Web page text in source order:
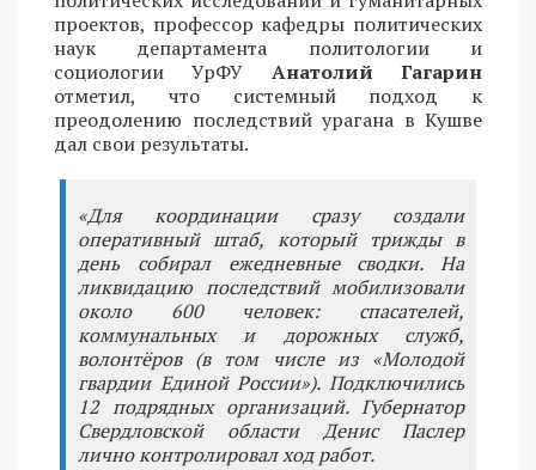
проектов, профессор кафедры политических
наук департамента политологии и
социологии УрФУ Анатолий Гагарин
отметил, что системный подход к
преодолению последствий урагана в Кушве
дал свои результаты.
«Для координации сразу создали
оперативный штаб, который трижды в
день собирал ежедневные сводки. На
ликвидацию последствий мобилизовали
около 600 человек: спасателей,
коммунальных и дорожных служб,
волонтёров (в том числе из «Молодой
гвардии Единой России»). Подключились
12 подрядных организаций. Губернатор
Свердловской области Денис Паслер
лично контролировал ход работ.